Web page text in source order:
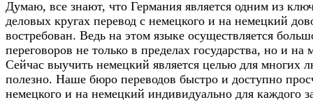
Думаю, все знают, что Германия является одним из
деловых кругах перевод с немецкого и на немецкий
востребован. Ведь на этом языке осуществляется
переговоров не только в пределах государства, но и
Сейчас выучить немецкий является целью для многих
полезно. Наше бюро переводов быстро и доступно
немецкого и на немецкий индивидуально для каждого